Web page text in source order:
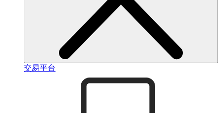
交易平台